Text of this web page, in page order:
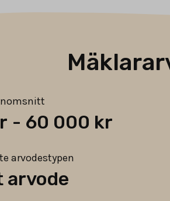
- 60 000 kr
arvodestypen
arvode